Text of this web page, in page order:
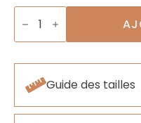
quantité
de
Boucle
Caroline
Guide des tailles